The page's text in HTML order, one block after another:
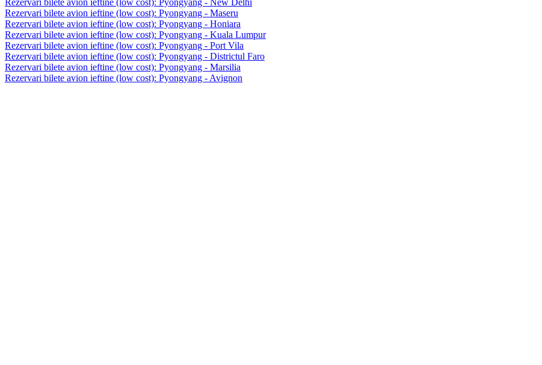
Rezervari bilete avion ieftine (low cost): Pyongyang - New Delhi
Rezervari bilete avion ieftine (low cost): Pyongyang - Maseru
Rezervari bilete avion ieftine (low cost): Pyongyang - Honiara
Rezervari bilete avion ieftine (low cost): Pyongyang - Kuala Lumpur
Rezervari bilete avion ieftine (low cost): Pyongyang - Port Vila
Rezervari bilete avion ieftine (low cost): Pyongyang - Districtul Faro
Rezervari bilete avion ieftine (low cost): Pyongyang - Marsilia
Rezervari bilete avion ieftine (low cost): Pyongyang - Avignon